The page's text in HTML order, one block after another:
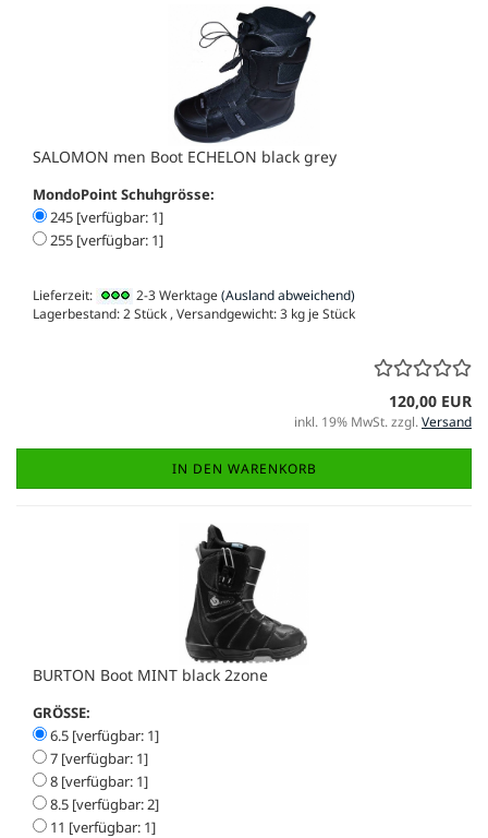
SALOMON men Boot ECHELON black grey
MondoPoint Schuhgrösse:
245 [verfügbar: 1]
255 [verfügbar: 1]
Lieferzeit: 2-3 Werktage(Ausland abweichend)
Lagerbestand: 2 Stück , Versandgewicht:3 kg je Stück
120,00 EUR
inkl. 19% MwSt. zzgl.Versand
IN DEN WARENKORB
BURTON Boot MINT black 2zone
GRÖSSE:
6.5 [verfügbar: 1]
7 [verfügbar: 1]
8 [verfügbar: 1]
8.5 [verfügbar: 2]
11 [verfügbar: 1]